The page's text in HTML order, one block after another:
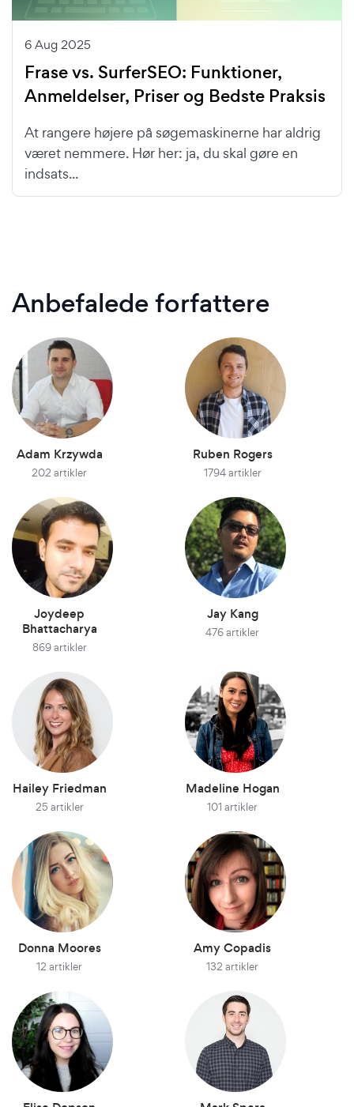
6 Aug 2025
Frase vs. SurferSEO: Funktioner,
Anmeldelser, Priser og Bedste Praksis
At rangere højere på søgemaskinerne har aldrig
været nemmere. Hør her: ja, du skal gøre en
indsats...
Anbefalede forfattere
Adam Krzywda
202 artikler
Ruben Rogers
1794 artikler
Joydeep
Bhattacharya
869 artikler
Jay Kang
476 artikler
Hailey Friedman
25 artikler
Madeline Hogan
101 artikler
Donna Moores
12 artikler
Amy Copadis
132 artikler